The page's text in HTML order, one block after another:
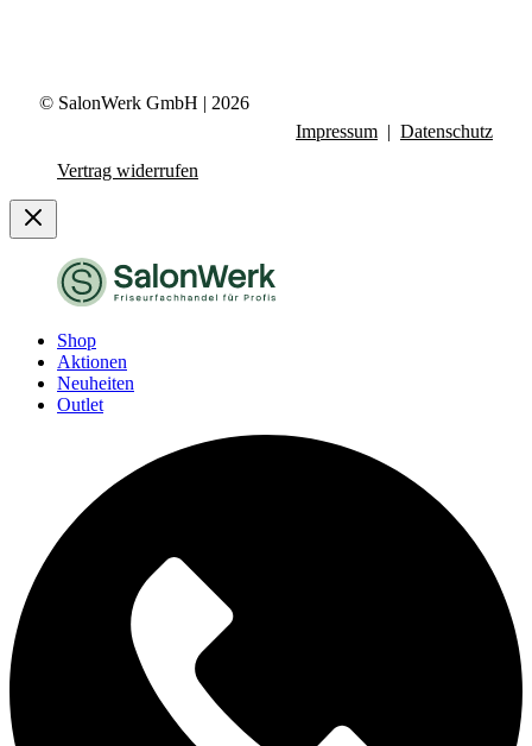
© SalonWerk GmbH | 2026
Impressum | Datenschutz
Vertrag widerrufen
Shop
Aktionen
Neuheiten
Outlet